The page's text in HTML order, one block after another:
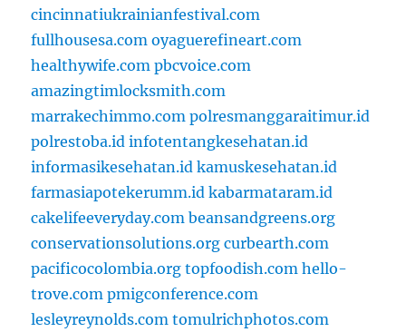
cincinnatiukrainianfestival.com
fullhousesa.com oyaguerefineart.com
healthywife.com pbcvoice.com
amazingtimlocksmith.com
marrakechimmo.com polresmanggaraitimur.id
polrestoba.id infotentangkesehatan.id
informasikesehatan.id kamuskesehatan.id
farmasiapotekerumm.id kabarmataram.id
cakelifeeveryday.com beansandgreens.org
conservationsolutions.org curbearth.com
pacificocolombia.org topfoodish.com hello-
trove.com pmigconference.com
lesleyreynolds.com tomulrichphotos.com